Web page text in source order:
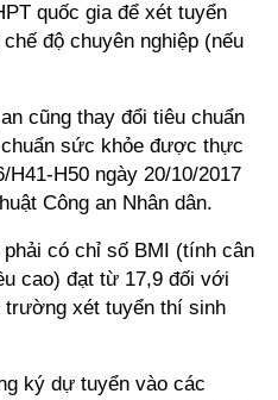
quốc gia để xét tuyển
độ chuyên nghiệp (nếu
cũng thay đổi tiêu chuẩn
sức khỏe được thực
H41-H50 ngày 20/10/2017
Công an Nhân dân.
có chỉ số BMI (tính cân
cao) đạt từ 17,9 đối với
xét tuyển thí sinh
ký dự tuyển vào các